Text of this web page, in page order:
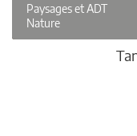
Paysages et ADT
Nature